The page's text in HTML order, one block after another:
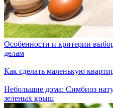
Особенности и критерии
делам
Как сделать маленькую
Небольшие дома: Симбиоз
зеленых крыш